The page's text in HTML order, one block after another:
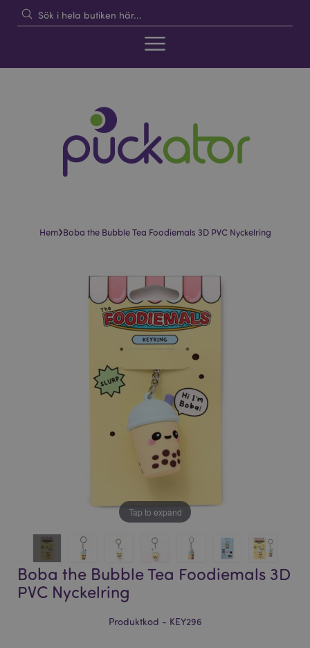
Hem›Boba the Bubble Tea Foodiemals 3D PVC Nyckelring
Tap to expand
Boba the Bubble Tea Foodiemals 3D
PVC Nyckelring
Produktkod - KEY296